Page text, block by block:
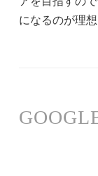
になるのが理